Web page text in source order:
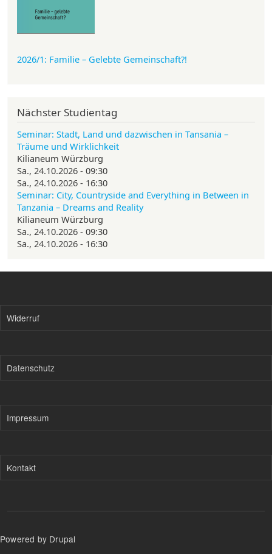
2026/1: Familie – Gelebte Gemeinschaft?!
Nächster Studientag
Seminar: Stadt, Land und dazwischen in Tansania –
Träume und Wirklichkeit
Kilianeum Würzburg
Sa., 24.10.2026 - 09:30
Sa., 24.10.2026 - 16:30
Seminar: City, Countryside and Everything in Between in
Tanzania – Dreams and Reality
Kilianeum Würzburg
Sa., 24.10.2026 - 09:30
Sa., 24.10.2026 - 16:30
Widerruf
Datenschutz
Impressum
Kontakt
Powered by Drupal